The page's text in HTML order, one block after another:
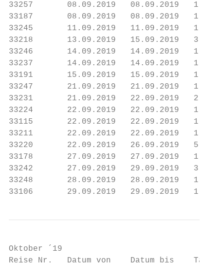
33257       08.09.2019   08.09.2019
33187       08.09.2019   08.09.2019   1
33245       11.09.2019   11.09.2019   1
33218       13.09.2019   15.09.2019   3
33246       14.09.2019   14.09.2019
33237       14.09.2019   14.09.2019   1
33191       15.09.2019   15.09.2019   1
33247       21.09.2019   21.09.2019
33231       21.09.2019   22.09.2019
33224       22.09.2019   22.09.2019
33115       22.09.2019   22.09.2019   1
33211       22.09.2019   22.09.2019   1
33220       22.09.2019   26.09.2019
33178       27.09.2019   27.09.2019   1
33242       27.09.2019   29.09.2019   3
33248       28.09.2019   28.09.2019   1
33106       29.09.2019   29.09.2019
Oktober ´19
Reise Nr.   Datum von    Datum bis